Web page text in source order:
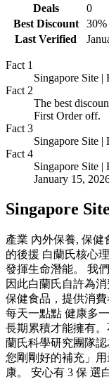
Deals
0
Best Discount
Last Verified
Fact 1
Singapore Site |
Fact 2
The best
First Order off.
Fact 3
Singapore Site |
Fact 4
Singapore Site |
January 15,
Singapore
產業 內外保養, 保
的後援 白蘭氏核心
發揮生命潛能。 我
因此白蘭氏自許為
保健食品，提供消
每天一點點 健康多
長期累積才能擁有
蘭氏科學研究團隊
您剛剛好的補充」
康。 安心有 3 保 選